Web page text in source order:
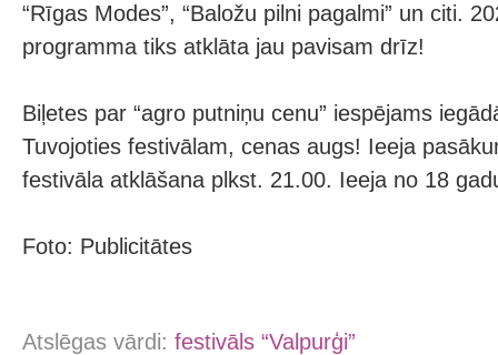
“Rīgas Modes”, “Baložu pilni pagalmi” un citi.
programma tiks atklāta jau pavisam drīz!
Biļetes par “agro putniņu cenu” iespējams
Tuvojoties festivālam, cenas augs! Ieeja
festivāla atklāšana plkst. 21.00. Ieeja no 18
Foto: Publicitātes
Atslēgas vārdi: festivāls “Valpurģi”